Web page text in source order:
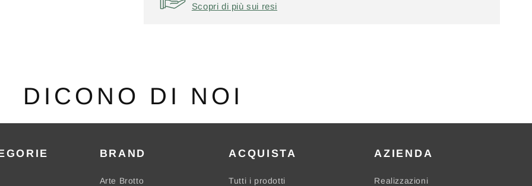
Scopri di più sui resi
DICONO DI NOI
BRAND
Arte Brotto
ACQUISTA
Tutti i prodotti
AZIENDA
Realizzazioni